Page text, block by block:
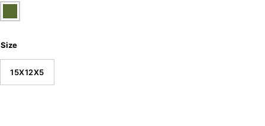
Size
15X12X5